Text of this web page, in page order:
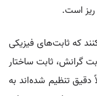
که ثابت‌های فیزیکی
گرانش، ثابت ساختار
دقیق تنظیم شده‌اند به